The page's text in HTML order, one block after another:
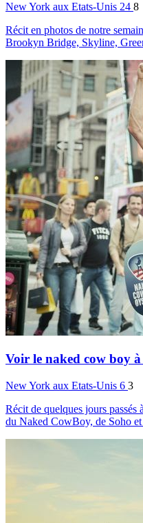
New York aux Etats-Unis 24 8
Récit en photos de notre
Brookyn Bridge, Skyline,
Voir le naked cow boy
New York aux Etats-Unis 6 3
Récit de quelques jours
du Naked CowBoy, de Soho